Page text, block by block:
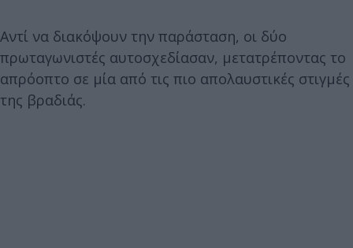
Αντί να διακόψουν την παράσταση, οι δύο
πρωταγωνιστές αυτοσχεδίασαν, μετατρέποντας το
απρόοπτο σε μία από τις πιο απολαυστικές στιγμές
της βραδιάς.